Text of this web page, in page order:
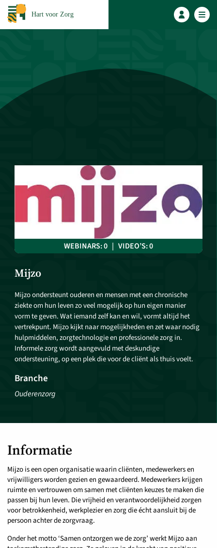
Hart voor Zorg
WEBINARS: 0 | VIDEO’S: 0
Mijzo
Mijzo ondersteunt ouderen en mensen met een chronische
ziekte om hun leven zo veel mogelijk op hun eigen manier
vorm te geven. Wat iemand zelf kan en wil, vormt altijd het
vertrekpunt. Mijzo kijkt naar mogelijkheden en zet waar nodig
hulpmiddelen, zorgtechnologie en professionele zorg in.
Informele zorg wordt aangevuld met deskundige
ondersteuning, op een plek die voor de cliënt als thuis voelt.
Branche
Ouderenzorg
Informatie
Mijzo is een open organisatie waarin cliënten, medewerkers en
vrijwilligers worden gezien en gewaardeerd. Medewerkers krijgen
ruimte en vertrouwen om samen met cliënten keuzes te maken die
passen bij hun leven. Die vrijheid en verantwoordelijkheid zorgen
voor betrokkenheid, werkplezier en zorg die écht aansluit bij de
persoon achter de zorgvraag.
Onder het motto ‘Samen ontzorgen we de zorg’ werkt Mijzo aan